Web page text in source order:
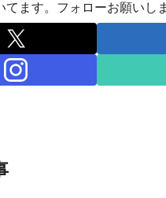
てます。フォローお願いし